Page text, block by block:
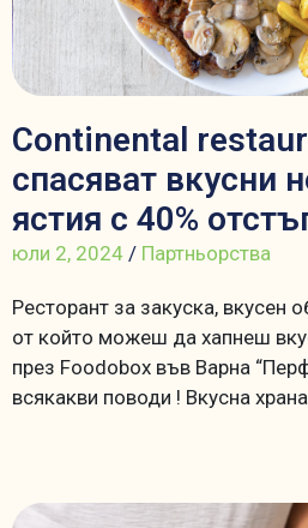
Continental
спасяват вкусни
ястия с 40%
юли 2, 2024 / Партньорства
Ресторант за закуска, вкусен
от който можеш да хапнеш
през Foodobox във Варна
всякакви поводи ! Вкусна